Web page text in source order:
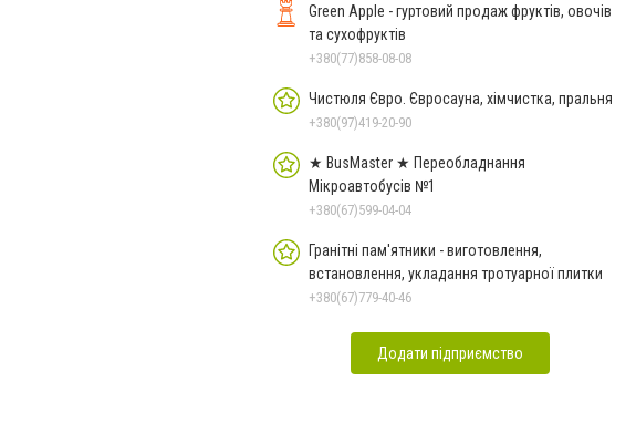
Green Apple - гуртовий продаж фруктів, овочів
та сухофруктів
+380(77)858-08-08
Чистюля Євро. Євросауна, хімчистка, пральня
+380(97)419-20-90
★ BusMaster ★ Переобладнання
Мікроавтобусів №1
+380(67)599-04-04
Гранітні пам'ятники - виготовлення,
встановлення, укладання тротуарної плитки
+380(67)779-40-46
Додати підприємство